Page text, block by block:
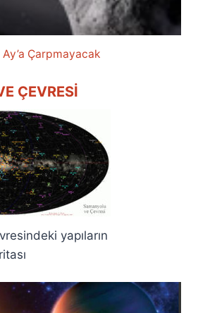
Çarpmayacak
ÇEVRESI
yapıların